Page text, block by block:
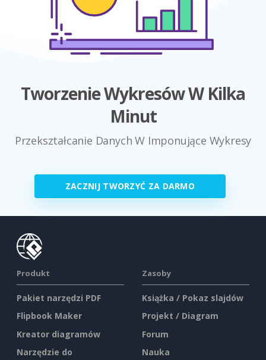
Tworzenie Wykresów W Kilka
Minut
Przekształcanie Danych W Imponujące Wykresy
ZACZNIJ TWORZYĆ ZA DARMO
Produkt
Pakiet narzędzi PDF
Flipbook Maker
Kreator diagramów
Narzędzie do
Zasoby
Książka / Pokaz slajdów
Projekt / Diagram
Forum
Nauka